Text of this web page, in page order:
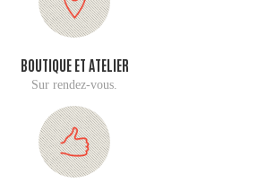
BOUTIQUE ET ATELIER
Sur rendez-vous.